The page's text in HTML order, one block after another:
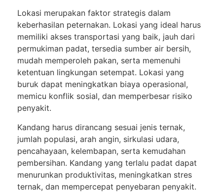
Lokasi merupakan faktor strategis dalam
keberhasilan peternakan. Lokasi yang ideal harus
memiliki akses transportasi yang baik, jauh dari
permukiman padat, tersedia sumber air bersih,
mudah memperoleh pakan, serta memenuhi
ketentuan lingkungan setempat. Lokasi yang
buruk dapat meningkatkan biaya operasional,
memicu konflik sosial, dan memperbesar risiko
penyakit.
Kandang harus dirancang sesuai jenis ternak,
jumlah populasi, arah angin, sirkulasi udara,
pencahayaan, kelembapan, serta kemudahan
pembersihan. Kandang yang terlalu padat dapat
menurunkan produktivitas, meningkatkan stres
ternak, dan mempercepat penyebaran penyakit.